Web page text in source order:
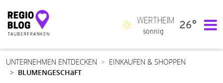
Hauptnavigation
WERTHEIM
sonnig
26°
UNTERNEHMEN ENTDECKEN
EINKAUFEN & SHOPPEN
BLUMENGESCHäFT